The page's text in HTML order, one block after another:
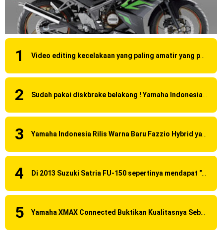
Video editing kecelakaan yang paling amatir yang pernah ane liat!
Sudah pakai diskbrake belakang ! Yamaha Indonesia Resmi perkenalkan Aerox Alpha 155 Turbo !
Yamaha Indonesia Rilis Warna Baru Fazzio Hybrid yang lebih Eye Catchy & Kece Abis
Di 2013 Suzuki Satria FU-150 sepertinya mendapat "revisi" pada headlamp
Yamaha XMAX Connected Buktikan Kualitasnya Sebagai Skutik Terbaik di Level Tertinggi